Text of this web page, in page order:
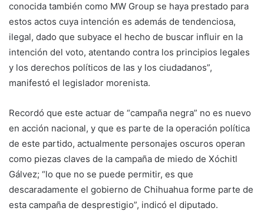
conocida también como MW Group se haya prestado para
estos actos cuya intención es además de tendenciosa,
ilegal, dado que subyace el hecho de buscar influir en la
intención del voto, atentando contra los principios legales
y los derechos políticos de las y los ciudadanos”,
manifestó el legislador morenista.
Recordó que este actuar de “campaña negra” no es nuevo
en acción nacional, y que es parte de la operación política
de este partido, actualmente personajes oscuros operan
como piezas claves de la campaña de miedo de Xóchitl
Gálvez; “lo que no se puede permitir, es que
descaradamente el gobierno de Chihuahua forme parte de
esta campaña de desprestigio”, indicó el diputado.